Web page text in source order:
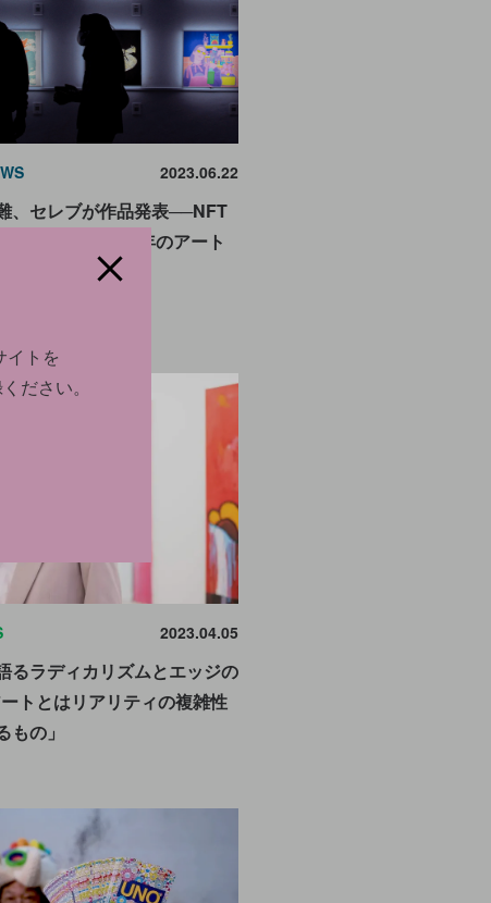
2023.06.22
、セレブが作品発表──NFT
向かう？【2022年のアート
2023.04.05
るラディカリズムとエッジの
トとはリアリティの複雑性
の」
イトを
ださい。